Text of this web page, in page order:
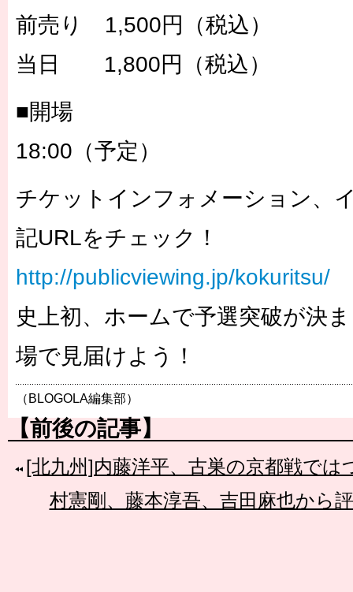
前売り 1,500円（税込）
当日 1,800円（税込）
■開場
18:00（予定）
チケットインフォメーション、
記URLをチェック！
http://publicviewing.jp/kokuritsu/
史上初、ホームで予選突破が決
場で見届けよう！
（BLOGOLA編集部）
【前後の記事】
[北九州]内藤洋平、古巣の京都戦では
村憲剛、藤本淳吾、吉田麻也から